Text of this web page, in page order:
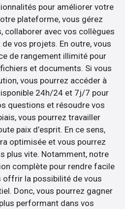
pour améliorer votre
plateforme, vous gérez
collaborer avec vos collègues
de vos projets. En outre, vous
de rangement illimité pour
et documents. Si vous
vous pourrez accéder à
24h/24 et 7j/7 pour
questions et résoudre vos
vous pourrez travailler
paix d’esprit. En ce sens,
optimisée et vous pourrez
plus vite. Notamment, notre
complète pour rendre facile
offrir la possibilité de vous
Donc, vous pourrez gagner
performant dans vos